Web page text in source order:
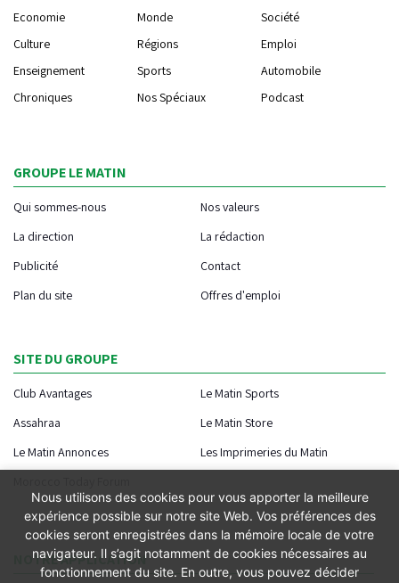
Economie
Monde
Société
Culture
Régions
Emploi
Enseignement
Sports
Automobile
Chroniques
Nos Spéciaux Podcast
GROUPE LE MATIN
Qui sommes-nous
Nos valeurs
La direction
La rédaction
Publicité
Contact
Plan du site
Offres d'emploi
SITE DU GROUPE
Club Avantages
Le Matin Sports
Assahraa
Le Matin Store
Le Matin Annonces
Les Imprimeries du Matin
NOTRE APPLICATION
Nous utilisons des cookies pour vous apporter la meilleure
expérience possible sur notre site Web. Vos préférences des
cookies seront enregistrées dans la mémoire locale de votre
navigateur. Il s’agit notamment de cookies nécessaires au
fonctionnement du site. En outre, vous pouvez décider